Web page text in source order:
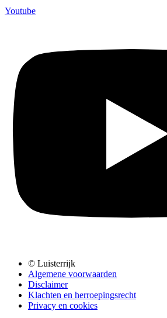
Youtube
© Luisterrijk
Algemene voorwaarden
Disclaimer
Klachten en herroepingsrecht
Privacy en cookies